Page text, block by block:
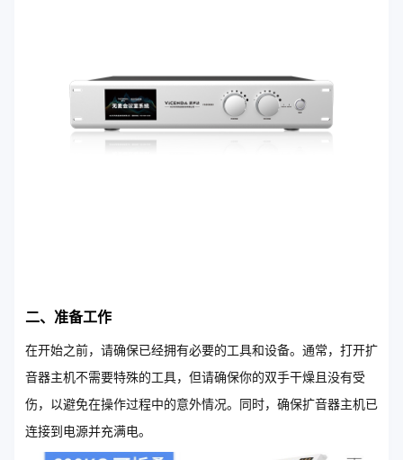
二、准备工作
在开始之前，请确保已经拥有必要的工具和设备。通常，打开扩
音器主机不需要特殊的工具，但请确保你的双手干燥且没有受
伤，以避免在操作过程中的意外情况。同时，确保扩音器主机已
连接到电源并充满电。